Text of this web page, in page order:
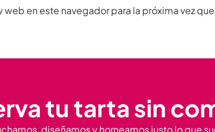
en este navegador para la próxima vez
tu tarta sin
diseñamos y horneamos justo lo que